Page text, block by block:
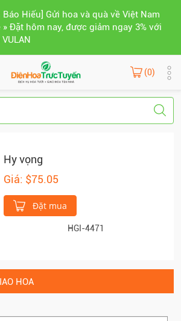
Báo Hiếu] Gửi hoa và quà về Việt Nam
Đặt hôm nay, được giảm ngay 3% với
(0)
Hy vọng
Giá: $75.05
Đặt mua
HGI-4471
HOA